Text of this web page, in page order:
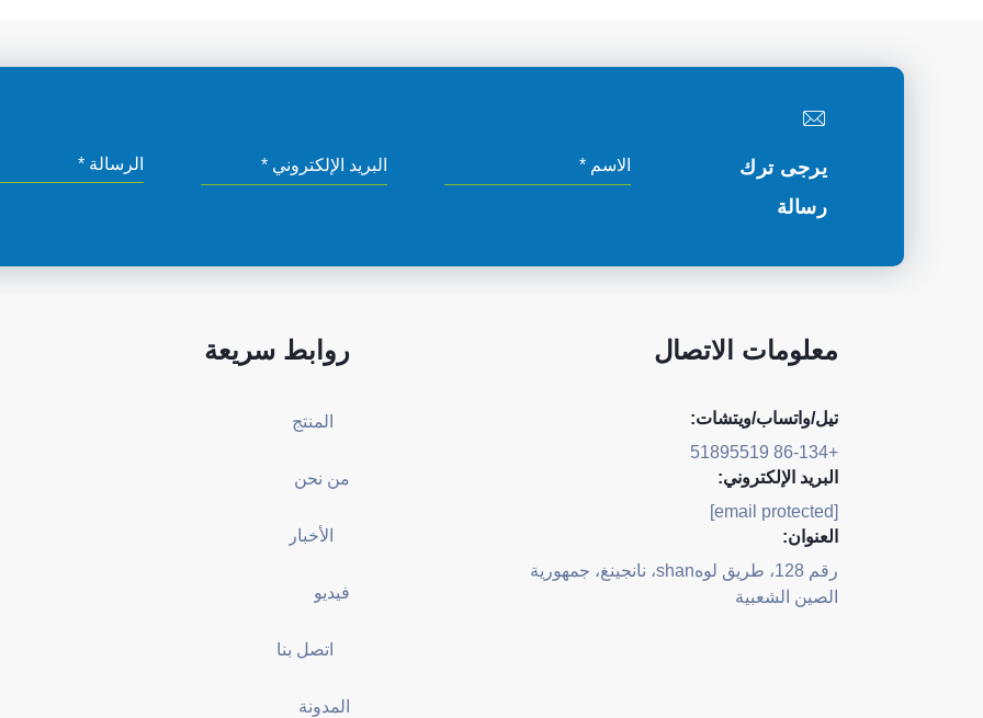
يرجى ترك
رسالة
معلومات الاتصال
تيل/واتساب/ويتشات:
+86-134 51895519
البريد الإلكتروني:
[email protected]
العنوان:
رقم 128، طريق لوهshan، نانجينغ، جمهورية
الصين الشعبية
روابط سريعة
المنتج
من نحن
الأخبار
فيديو
اتصل بنا
المدونة